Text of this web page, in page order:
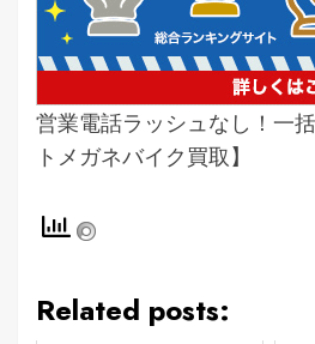
営業電話ラッシュなし！一
トメガネバイク買取】
Related posts: